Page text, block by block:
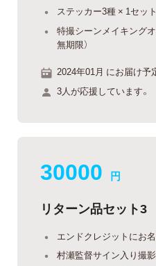
ステッカー3種 × 1セット
特撮シーンメイキングオ
無期限）
2024年01月 にお届け予
3人が応援しています。
30000 円
リターン品セット3
エンドクレジットにお
村瀬監督サイン入り撮影